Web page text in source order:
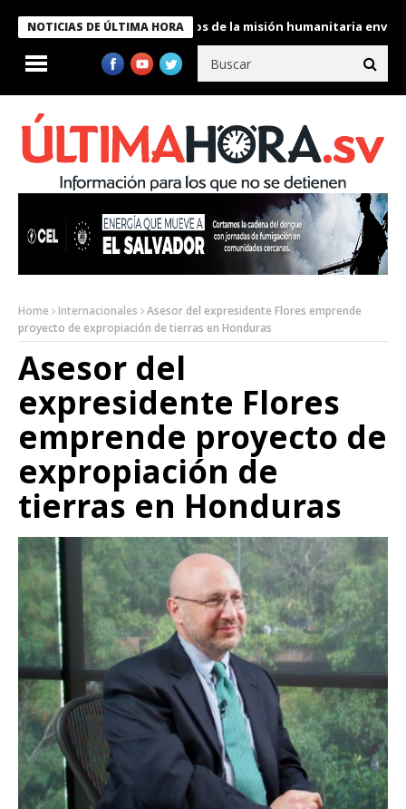
NOTICIAS DE ÚLTIMA HORA
condecora a miembros de la misión humanitaria enviada a
Home Internacionales
Asesor del expresidente Flores emprende
proyecto de expropiación de tierras en Honduras
Asesor del
expresidente Flores
emprende proyecto de
expropiación de
tierras en Honduras